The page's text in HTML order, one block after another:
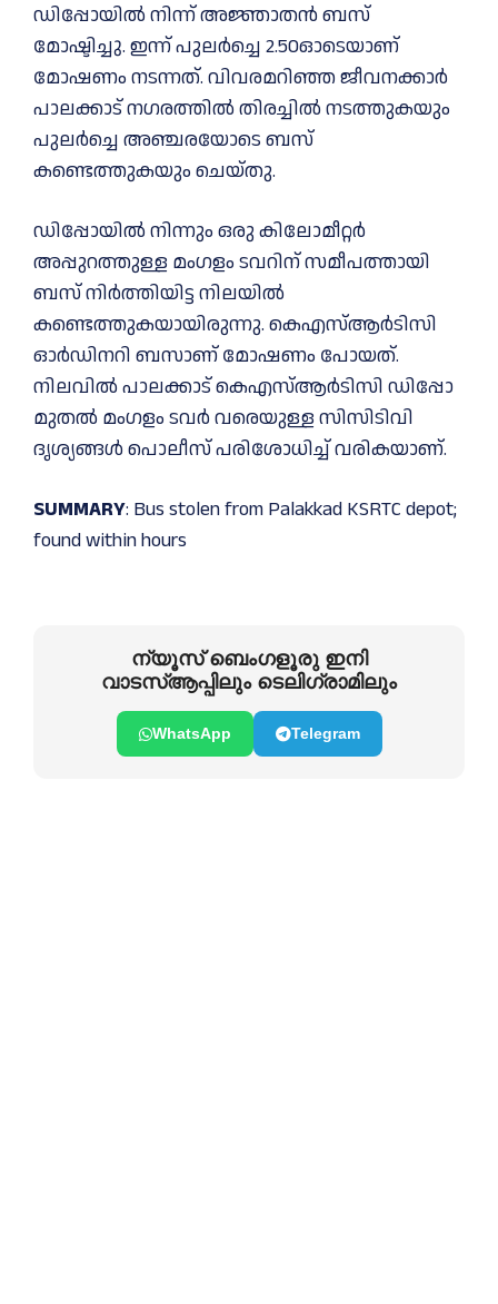
ഡിപ്പോയില്‍ നിന്ന് അജ്ഞാതൻ ബസ്
മോഷ്ടിച്ചു. ഇന്ന് പുലർച്ചെ 2.50ഓടെയാണ്
മോഷണം നടന്നത്. വിവരമറിഞ്ഞ ജീവനക്കാർ
പാലക്കാട് നഗരത്തില്‍ തിരച്ചില്‍ നടത്തുകയും
പുലർച്ചെ അഞ്ചരയോടെ ബസ്
കണ്ടെത്തുകയും ചെയ്തു.
ഡിപ്പോയില്‍ നിന്നും ഒരു കിലോമീറ്റർ
അപ്പുറത്തുള്ള മംഗളം ടവറിന് സമീപത്തായി
ബസ് നിർത്തിയിട്ട നിലയില്‍
കണ്ടെത്തുകയായിരുന്നു. കെഎസ്‌ആർടിസി
ഓർഡിനറി ബസാണ് മോഷണം പോയത്.
നിലവില്‍ പാലക്കാട് കെഎസ്‌ആർടിസി ഡിപ്പോ
മുതല്‍ മംഗളം ടവർ വരെയുള്ള സിസിടിവി
ദൃശ്യങ്ങള്‍ പൊലീസ് പരിശോധിച്ച്‌ വരികയാണ്.
SUMMARY: Bus stolen from Palakkad KSRTC depot;
found within hours
ന്യൂസ് ബെംഗളൂരു ഇനി
വാടസ്ആപ്പിലും ടെലിഗ്രാമിലും
WhatsApp Telegram